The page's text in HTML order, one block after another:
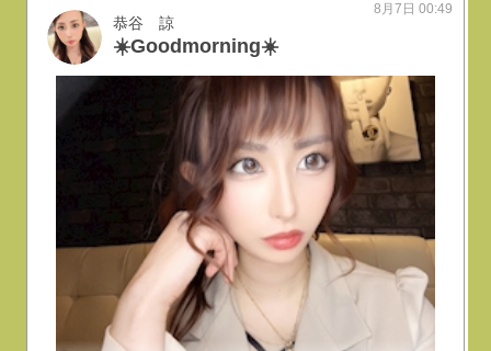
恭谷 諒
☀️Goodmorning☀️
8月7日 00:49